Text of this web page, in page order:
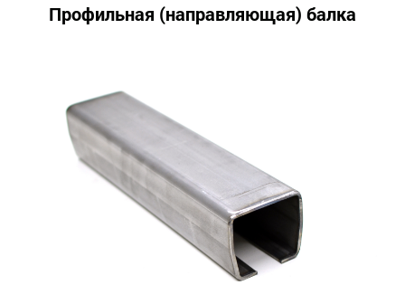
Профильная (направляющая) балка